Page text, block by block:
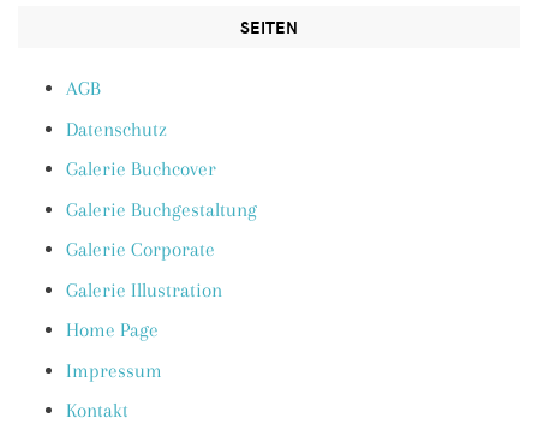
SEITEN
AGB
Datenschutz
Galerie Buchcover
Galerie Buchgestaltung
Galerie Corporate
Galerie Illustration
Home Page
Impressum
Kontakt